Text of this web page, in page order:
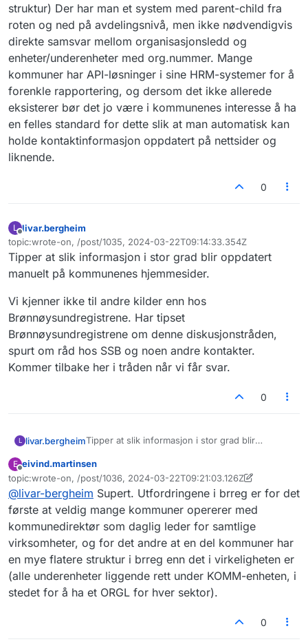
struktur) Der har man et system med parent-child fra
roten og ned på avdelingsnivå, men ikke nødvendigvis
direkte samsvar mellom organisasjonsledd og
enheter/underenheter med org.nummer. Mange
kommuner har API-løsninger i sine HRM-systemer for å
forenkle rapportering, og dersom det ikke allerede
eksisterer bør det jo være i kommunenes interesse å ha
en felles standard for dette slik at man automatisk kan
holde kontaktinformasjon oppdatert på nettsider og
liknende.
0
L
Frakoblet
livar.bergheim
topic:wrote-on, /post/1035, 2024-03-22T09:14:33.354Z
Sist endret av
Tipper at slik informasjon i stor grad blir oppdatert
manuelt på kommunenes hjemmesider.
Vi kjenner ikke til andre kilder enn hos
Brønnøysundregistrene. Har tipset
Brønnøysundregistrene om denne diskusjonstråden,
spurt om råd hos SSB og noen andre kontakter.
Kommer tilbake her i tråden når vi får svar.
0
L livar.bergheimTipper at slik informasjon i stor grad blir
hjemmesider.
Vi kjenner ikke til andre kilder enn hos
Brønnøysundregistrene. Har tipset
Brønnøysundregistrene om denne
diskusjonstråden, spurt om råd hos SSB og
noen andre kontakter. Kommer tilbake her i
tråden når vi får svar.
E
Frakoblet
eivind.martinsen
topic:wrote-on, /post/1036, 2024-03-22T09:21:03.126Z
Sist endret av eivind.martinsen
@livar-bergheim Supert. Utfordringene i brreg er for det
første at veldig mange kommuner opererer med
kommunedirektør som daglig leder for samtlige
virksomheter, og for det andre at en del kommuner har
en mye flatere struktur i brreg enn det i virkeligheten er
(alle underenheter liggende rett under KOMM-enheten, i
stedet for å ha et ORGL for hver sektor).
0